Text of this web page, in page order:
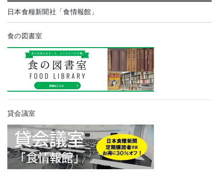
日本食糧新聞社「食情報館」
食の図書室
貸会議室